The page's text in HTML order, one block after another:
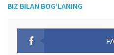
BIZ BILAN BOG‘LANING